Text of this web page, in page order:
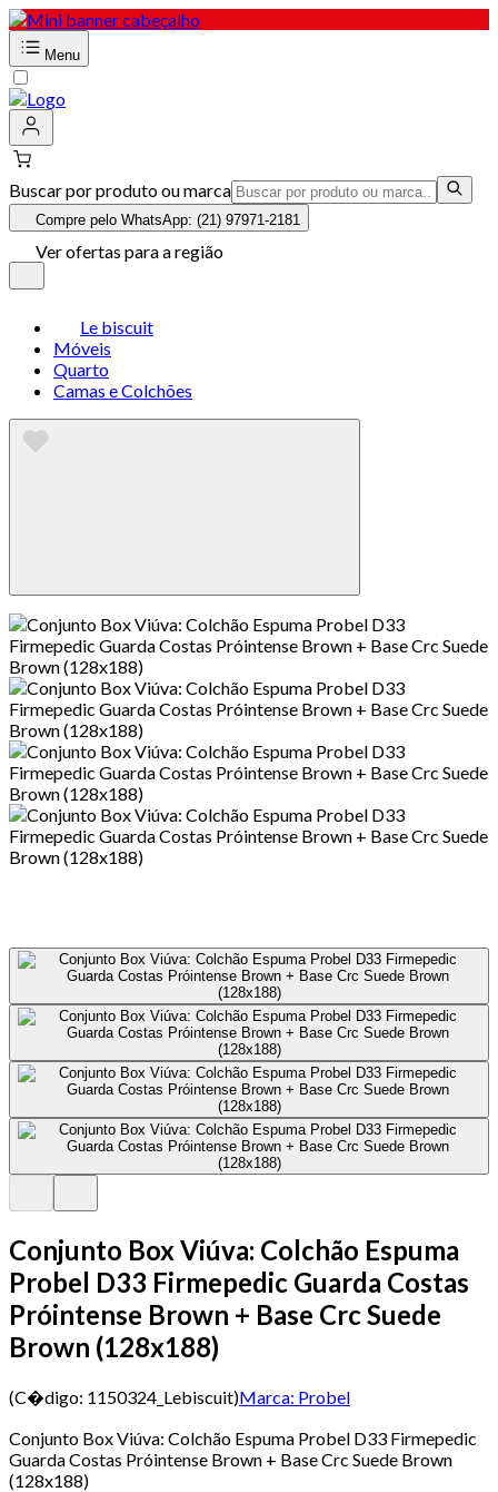
Menu
Buscar por produto ou marca
Compre pelo WhatsApp: (21) 97971-2181
Ver ofertas para a região
Le biscuit
Móveis
Quarto
Camas e Colchões
Conjunto Box Viúva: Colchão Espuma
Probel D33 Firmepedic Guarda Costas
Próintense Brown + Base Crc Suede
Brown (128x188)
(C�digo: 1150324_Lebiscuit)Marca: Probel
Conjunto Box Viúva: Colchão Espuma Probel D33 Firmepedic
Guarda Costas Próintense Brown + Base Crc Suede Brown
(128x188)